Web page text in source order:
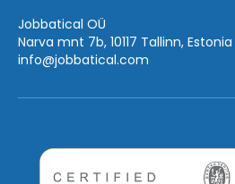
Jobbatical OÜ
Narva mnt 7b, 10117 Tallinn, Estonia
info@jobbatical.com